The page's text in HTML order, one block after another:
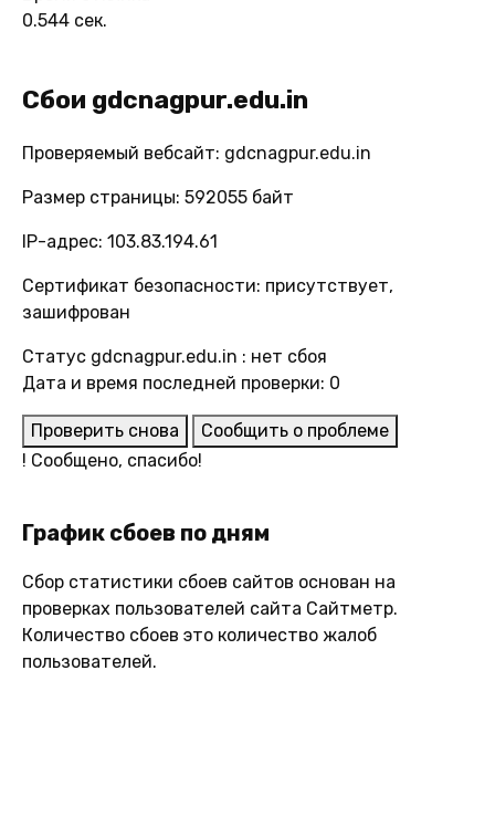
0.544 сек.
Сбои gdcnagpur.edu.in
Проверяемый вебсайт: gdcnagpur.edu.in
Размер страницы: 592055 байт
IP-адрес: 103.83.194.61
Сертификат безопасности: присутствует,
зашифрован
Статус gdcnagpur.edu.in : нет сбоя
Дата и время последней проверки: 0
Проверить снова
Сообщить о проблеме
! Сообщено, спасибо!
График сбоев по дням
Сбор статистики сбоев сайтов основан на
проверках пользователей сайта Сайтметр.
Количество сбоев это количество жалоб
пользователей.